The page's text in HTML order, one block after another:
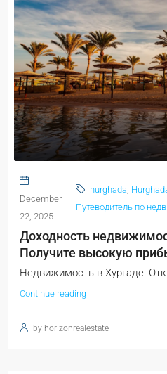
December
22, 2025
hurghada,
Путеводитель по
Доходность
Получите высокую
Недвижимость в Хургаде:
Continue reading
by horizonrealestate